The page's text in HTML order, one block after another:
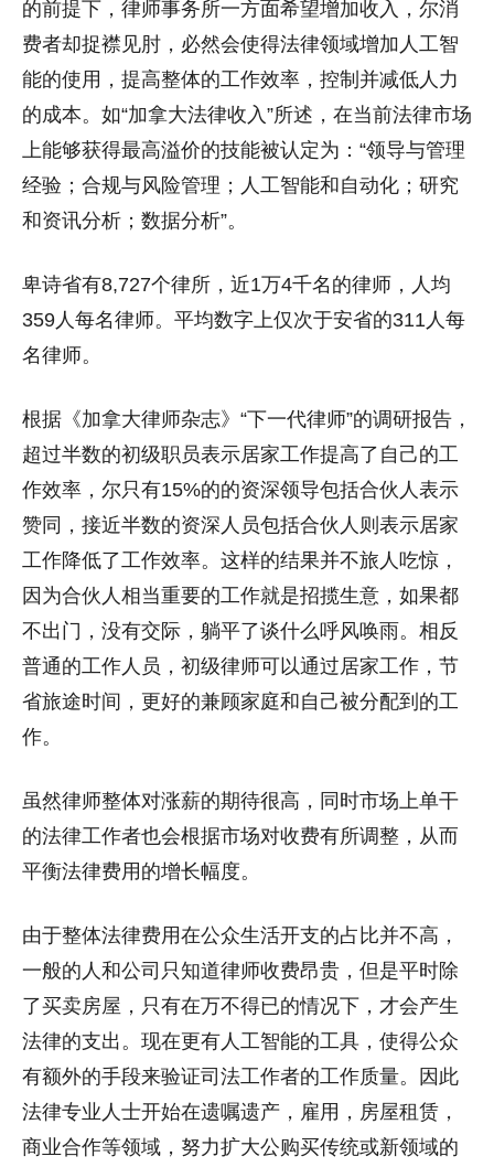
的前提下，律师事务所一方面希望增加收入，尔消
费者却捉襟见肘，必然会使得法律领域增加人工智
能的使用，提高整体的工作效率，控制并减低人力
的成本。如“加拿大法律收入”所述，在当前法律市场
上能够获得最高溢价的技能被认定为：“领导与管理
经验；合规与风险管理；人工智能和自动化；研究
和资讯分析；数据分析”。
卑诗省有8,727个律所，近1万4千名的律师，人均
359人每名律师。平均数字上仅次于安省的311人每
名律师。
根据《加拿大律师杂志》“下一代律师”的调研报告，
超过半数的初级职员表示居家工作提高了自己的工
作效率，尔只有15%的的资深领导包括合伙人表示
赞同，接近半数的资深人员包括合伙人则表示居家
工作降低了工作效率。这样的结果并不旅人吃惊，
因为合伙人相当重要的工作就是招揽生意，如果都
不出门，没有交际，躺平了谈什么呼风唤雨。相反
普通的工作人员，初级律师可以通过居家工作，节
省旅途时间，更好的兼顾家庭和自己被分配到的工
作。
虽然律师整体对涨薪的期待很高，同时市场上单干
的法律工作者也会根据市场对收费有所调整，从而
平衡法律费用的增长幅度。
由于整体法律费用在公众生活开支的占比并不高，
一般的人和公司只知道律师收费昂贵，但是平时除
了买卖房屋，只有在万不得已的情况下，才会产生
法律的支出。现在更有人工智能的工具，使得公众
有额外的手段来验证司法工作者的工作质量。因此
法律专业人士开始在遗嘱遗产，雇用，房屋租赁，
商业合作等领域，努力扩大公购买传统或新领域的